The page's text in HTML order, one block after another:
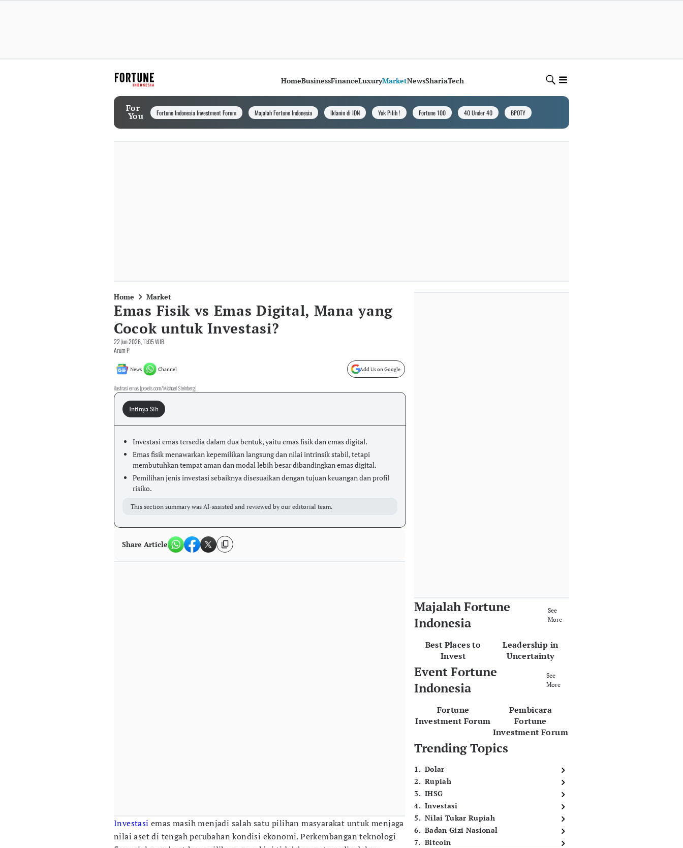
HomeBusinessFinanceLuxuryMarketNewsShariaTech
For
You Fortune Indonesia Investment Forum Majalah Fortune Indonesia Iklanin di IDN Yuk Pilih ! Fortune 100 40 Under 40 BPOTY
Home Market
Emas Fisik vs Emas Digital, Mana yang
Cocok untuk Investasi?
22 Jun 2026, 11:05 WIB
Arum P
News Channel Add Us on Google
ilustrasi emas (pexels.com/Michael Steinberg)
Intinya Sih
Investasi emas tersedia dalam dua bentuk, yaitu emas fisik dan emas digital.
Emas fisik menawarkan kepemilikan langsung dan nilai intrinsik stabil, tetapi
membutuhkan tempat aman dan modal lebih besar dibandingkan emas digital.
Pemilihan jenis investasi sebaiknya disesuaikan dengan tujuan keuangan dan profil
risiko.
This section summary was AI-assisted and reviewed by our editorial team.
Share Article
Investasi emas masih menjadi salah satu pilihan masyarakat untuk menjaga
nilai aset di tengah perubahan kondisi ekonomi. Perkembangan teknologi
Majalah Fortune
Indonesia
See
More
Best Places to
Invest
Leadership in
Uncertainty
Event Fortune
Indonesia
See
More
Fortune
Investment Forum
Pembicara
Fortune
Investment Forum
Trending Topics
1. Dolar
2. Rupiah
3. IHSG
4. Investasi
5. Nilai Tukar Rupiah
6. Badan Gizi Nasional
7. Bitcoin